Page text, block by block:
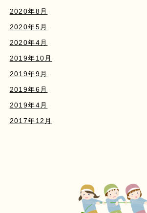
2020年8月
2020年5月
2020年4月
2019年10月
2019年9月
2019年6月
2019年4月
2017年12月